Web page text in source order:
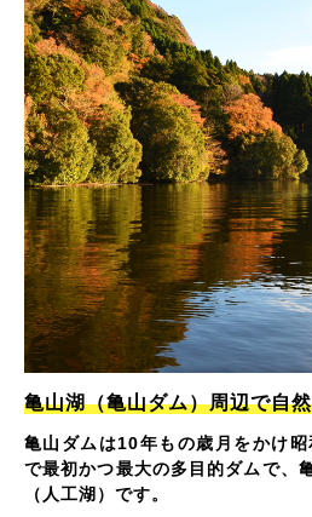
亀山湖（亀山ダム）周辺で自
亀山ダムは10年もの歳月をかけ
で最初かつ最大の多目的ダムで、
（人工湖）です。